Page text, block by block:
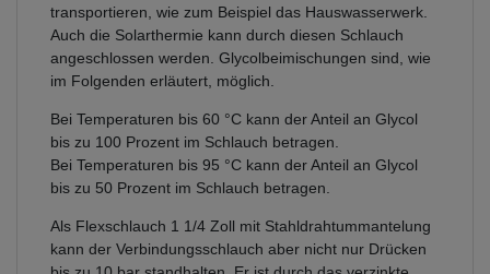
transportieren, wie zum Beispiel das Hauswasserwerk.
Auch die Solarthermie kann durch diesen Schlauch
angeschlossen werden. Glycolbeimischungen sind, wie
im Folgenden erläutert, möglich.
Bei Temperaturen bis 60 °C kann der Anteil an Glycol
bis zu 100 Prozent im Schlauch betragen.
Bei Temperaturen bis 95 °C kann der Anteil an Glycol
bis zu 50 Prozent im Schlauch betragen.
Als Flexschlauch 1 1/4 Zoll mit Stahldrahtummantelung
kann der Verbindungsschlauch aber nicht nur Drücken